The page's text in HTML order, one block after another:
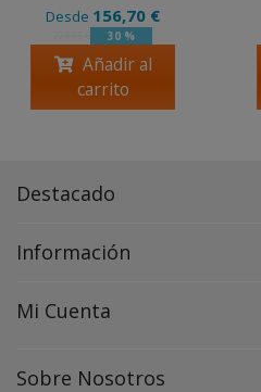
Desde 156,70 €
30 %
Añadir al
carrito
Destacado
Información
Mi Cuenta
Sobre Nosotros